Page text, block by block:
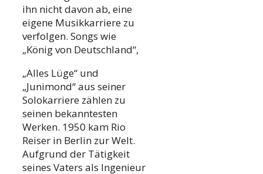
ihn nicht davon ab, eine
eigene Musikkarriere zu
verfolgen. Songs wie
„König von Deutschland“,
„Alles Lüge“ und
„Junimond“ aus seiner
Solokarriere zählen zu
seinen bekanntesten
Werken. 1950 kam Rio
Reiser in Berlin zur Welt.
Aufgrund der Tätigkeit
seines Vaters als Ingenieur